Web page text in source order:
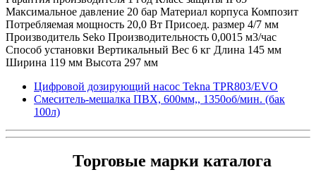
Максимальное давление 20 бар Материал корпуса Композит
Потребляемая мощность 20,0 Вт Присоед. размер 4/7 мм
Производитель Seko Производительность 0,0015 м3/час
Способ установки Вертикальный Вес 6 кг Длина 145 мм
Ширина 119 мм Высота 297 мм
Цифровой дозирующий насос Tekna TPR803/EVO
Смеситель-мешалка ПВХ, 600мм,, 1350об/мин. (бак
100л)
Торговые марки каталога